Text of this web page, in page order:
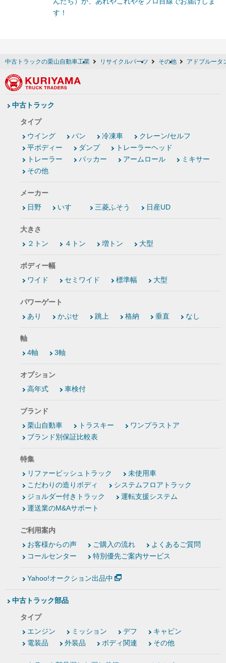
す！
中古トラックの栗山自動車工業 リサイクルパーツ その他 アドブルータ
中古トラック
タイプ
ウイング
バン 冷凍車
クレーン/セルフ
平ボディー
ダンプ
トレーラーヘッド
トレーラー
パッカー アームロール
ミキサー
その他
メーカー
日野
いすゞ 三菱ふそう 日産UD
大きさ
２トン
４トン 増トン 大型
ボディー幅
ワイド
セミワイド 標準幅 大型
パワーゲート
あり
かぶせ 跳上 格納 垂直 なし
軸
4軸
3軸
オプション
高年式
車検付
ブランド
栗山自動車
トラスキー
ワンプラストア
ブランド別保証比較表
特集
リファービッシュトラック
未使用車
こだわりの造りボディ
システムフロアトラック
ジョルダー付きトラック
運転支援システム
運送業のM&Aサポート
ご利用案内
お客様からの声
ご購入の流れ
よくあるご質問
コールセンター
特別優先ご案内サービス
Yahoo!オークション出品中
中古トラック部品
タイプ
エンジン
ミッション デフ
キャビン
電装品
外装品 ボディ関連 その他